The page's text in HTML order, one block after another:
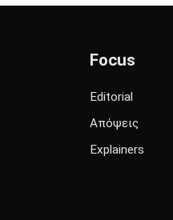
Focus
Editorial
Απόψεις
Explainers